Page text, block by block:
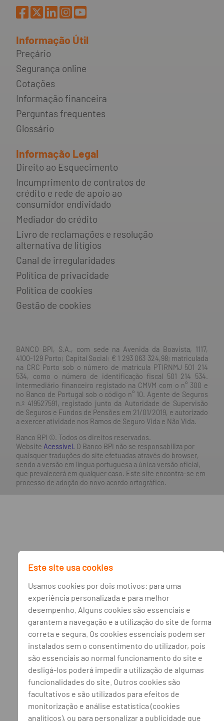
Informação Útil
Preçário
Segurança online
Cotações
Informação financeira
Perguntas frequentes
Glossário
Informação Legal
Direito ao Esquecimento
Incumprimento de contratos de
crédito e rede de apoio ao
consumidor endividado
Mediador do crédito
Livro de reclamações e resolução
alternativa de litígios
Canal de irregularidades
Política de privacidade
Política de cookies
Gestão de cookies
BANCO BPI, S.A., com sede na Avenida da Boavista, 1117,
4100-129 Porto; Capital Social: € 1 293 063 324,98; matriculada
na CRC Porto sob o número de matrícula PTIRNMJ 501 214
534, como o número de identificação fiscal 501 214 534.
Intermediário financeiro registado na CMVM com o n° 300 e
no Banco de Portugal sob o código n° 10. Agente de Seguros
n.º 419527591, registado junto da Autoridade de Supervisão
de Seguros e Fundos de Pensões em 21/01/2019, e autorizado
a exercer atividade nos Ramos de Seguro Vida e Não Vida.
Banco BPI ©. Todos os direitos reservados.
Website Acessível. O Banco BPI não se responsabiliza por
quaisquer traduções do site efetuadas através do browser,
sendo a versão em língua portuguesa a única versão oficial,
que prevalecerá em qualquer caso. Este site encontra-se em
processo de adoção do novo acordo ortográfico.
Este site usa cookies
Usamos cookies por dois motivos: para uma
experiência personalizada e para melhor
desempenho. Alguns cookies são essenciais e
garantem a navegação e a utilização do site de forma
correta e segura. Os cookies essenciais podem ser
instalados sem o consentimento do utilizador, pois
são essenciais ao normal funcionamento do site e
desligá-los poderá impedir a utilização de algumas
funcionalidades do site. Outros cookies são
facultativos e são utilizados para efeitos de
monitorização e análise estatística (cookies
analíticos), ou para personalizar a publicidade que